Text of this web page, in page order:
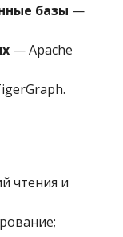
базы —
— Apache
чтения и